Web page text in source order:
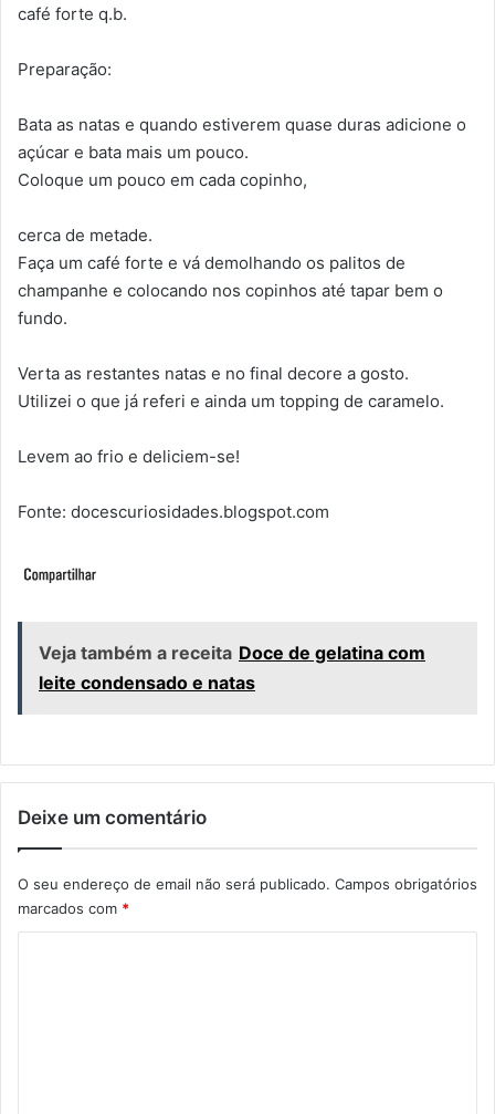
café forte q.b.
Preparação:
Bata as natas e quando estiverem quase duras adicione o
açúcar e bata mais um pouco.
Coloque um pouco em cada copinho,
cerca de metade.
Faça um café forte e vá demolhando os palitos de
champanhe e colocando nos copinhos até tapar bem o
fundo.
Verta as restantes natas e no final decore a gosto.
Utilizei o que já referi e ainda um topping de caramelo.
Levem ao frio e deliciem-se!
Fonte: docescuriosidades.blogspot.com
Veja também a receita Doce de gelatina com
leite condensado e natas
Deixe um comentário
O seu endereço de email não será publicado. Campos obrigatórios
marcados com *